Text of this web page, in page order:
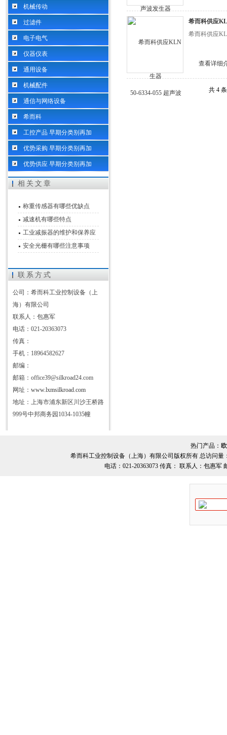
机械传动
过滤件
电子电气
仪器仪表
通用设备
机械配件
通信与网络设备
希而科
工控产品 早期分类别再加
优势采购 早期分类别再加
优势供应 早期分类别再加
相关文章
称重传感器有哪些优缺点
减速机有哪些特点
工业减振器的维护和保养应
该怎么做
安全光栅有哪些注意事项
联系方式
公司：希而科工业控制设备（上
海）有限公司
联系人：包惠军
电话：021-20363073
传真：
手机：18964582627
邮编：
邮箱：office39@silkroad24.com
网址： www.lxmsilkroad.com
地址：上海市浦东新区川沙王桥路
999号中邦商务园1034-1035幢
希而科供应
希而科供应
查看详细
共 4
热门产品：
希而科工业控制设备（上海）有限公司版权所有 总访问量
电话：021-20363073 传真： 联系人：包惠军